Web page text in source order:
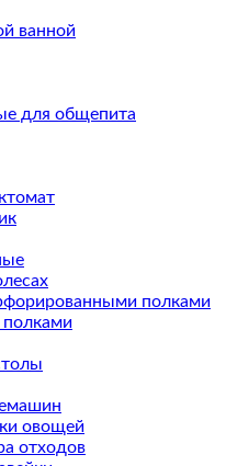
ванной
для общепита
полками
овощей
отходов